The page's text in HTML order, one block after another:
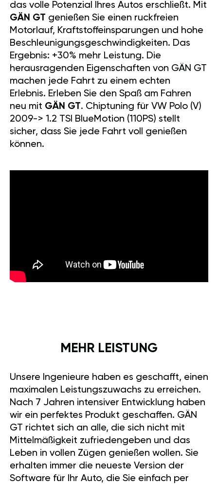
das volle Potenzial Ihres Autos erschließt. Mit
GÄN GT genießen Sie einen ruckfreien
Motorlauf, Kraftstoffeinsparungen und hohe
Beschleunigungsgeschwindigkeiten. Das
Ergebnis: +30% mehr Leistung. Die
herausragenden Eigenschaften von GÄN GT
machen jede Fahrt zu einem echten
Erlebnis. Erleben Sie den Spaß am Fahren
neu mit GÄN GT. Chiptuning für VW Polo (V)
2009-> 1.2 TSI BlueMotion (110PS) stellt
sicher, dass Sie jede Fahrt voll genießen
können.
MEHR LEISTUNG
Unsere Ingenieure haben es geschafft, einen
maximalen Leistungszuwachs zu erreichen.
Nach 7 Jahren intensiver Entwicklung haben
wir ein perfektes Produkt geschaffen. GÄN
GT richtet sich an alle, die sich nicht mit
Mittelmäßigkeit zufriedengeben und das
Leben in vollen Zügen genießen wollen. Sie
erhalten immer die neueste Version der
Software für Ihr Auto, die Sie einfach per